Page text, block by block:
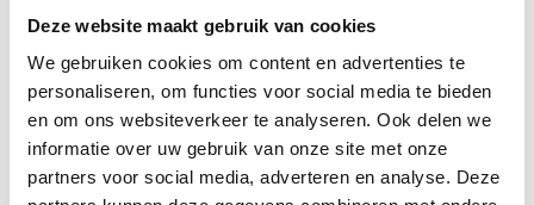
Deze website maakt gebruik van cookies
We gebruiken cookies om content en advertenties te
personaliseren, om functies voor social media te bieden
en om ons websiteverkeer te analyseren. Ook delen we
informatie over uw gebruik van onze site met onze
partners voor social media, adverteren en analyse. Deze
Dat kies je volledig zelf. Meedoen is eenvoudig en
laagdrempelig – Doe wat past binnen jullie werking.
Bijvoorbeeld door in september:
Niet-leden kennis te laten maken met de sporttak en
de club